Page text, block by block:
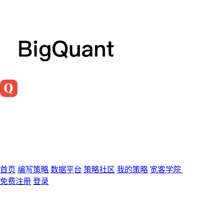
首页 编写策略 数据平台 策略社区 我的策略 宽客学院
免费注册 登录